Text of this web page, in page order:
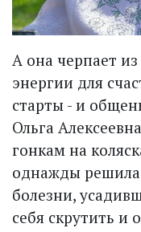
А она черпает
энергии для
старты - и
Ольга
гонкам на
однаж­ды решила
болезни,
себя скрутить и